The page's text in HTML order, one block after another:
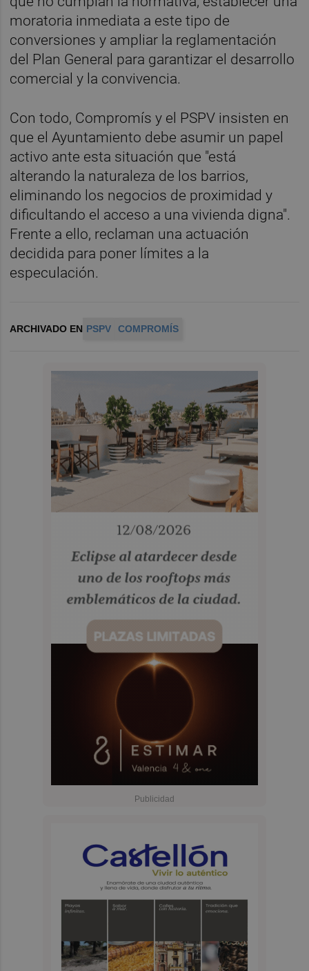
moratoria inmediata a este tipo de
conversiones y ampliar la reglamentación
del Plan General para garantizar el desarrollo
comercial y la convivencia.
Con todo, Compromís y el PSPV insisten en
que el Ayuntamiento debe asumir un papel
activo ante esta situación que "está
alterando la naturaleza de los barrios,
eliminando los negocios de proximidad y
dificultando el acceso a una vivienda digna".
Frente a ello, reclaman una actuación
decidida para poner límites a la
especulación.
ARCHIVADO EN PSPV COMPROMÍS